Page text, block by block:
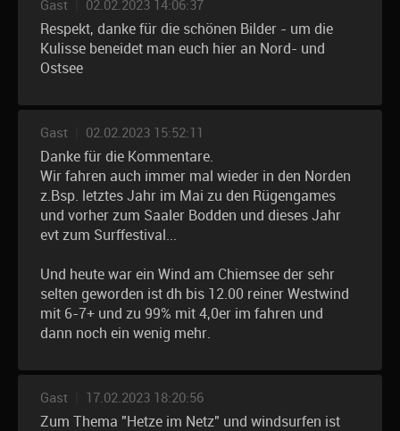
Gast 02.02.2023 14:06:37
Respekt, danke für die schönen Bilder - um die
Kulisse beneidet man euch hier an Nord- und
Ostsee
Gast 02.02.2023 15:52:11
Danke für die Kommentare.
Wir fahren auch immer mal wieder in den Norden
z.Bsp. letztes Jahr im Mai zu den Rügengames
und vorher zum Saaler Bodden und dieses Jahr
evt zum Surffestival...
Und heute war ein Wind am Chiemsee der sehr
selten geworden ist dh bis 12.00 reiner Westwind
mit 6-7+ und zu 99% mit 4,0er im fahren und
dann noch ein wenig mehr.
Gast 17.02.2023 18:20:56
Zum Thema "Hetze im Netz" und windsurfen ist